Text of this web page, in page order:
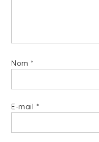
Nom *
E-mail *